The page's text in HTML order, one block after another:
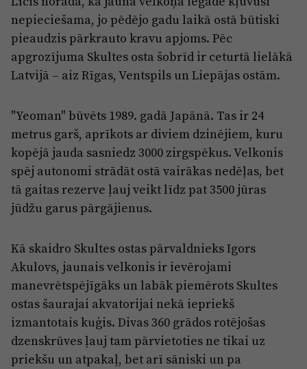
Par laikrakstu
Privātuma politika
Ētikas kodekss
Pārredzamības paziņojumi
Sludinājumi
nepieciešama, jo pēdējo gadu laikā ostā būtiski
pieaudzis pārkrauto kravu apjoms. Pēc
apgrozījuma Skultes osta šobrīd ir ceturtā lielākā
Latvijā – aiz Rīgas, Ventspils un Liepājas ostām.
"Yeoman" būvēts 1989. gadā Japānā. Tas ir 24
metrus garš, aprīkots ar diviem dzinējiem, kuru
kopējā jauda sasniedz 3000 zirgspēkus. Velkonis
spēj autonomi strādāt ostā vairākas nedēļas, bet
tā gaitas rezerve ļauj veikt līdz pat 3500 jūras
jūdžu garus pārgājienus.
Kā skaidro Skultes ostas pārvaldnieks Igors
Akulovs, jaunais velkonis ir ievērojami
manevrētspējīgāks un labāk piemērots Skultes
ostas šaurajai akvatorijai nekā iepriekš
izmantotais kuģis. Divas 360 grādos rotējošas
dzenskrūves ļauj tam pārvietoties ne tikai uz
priekšu un atpakaļ, bet arī sāniski un pa